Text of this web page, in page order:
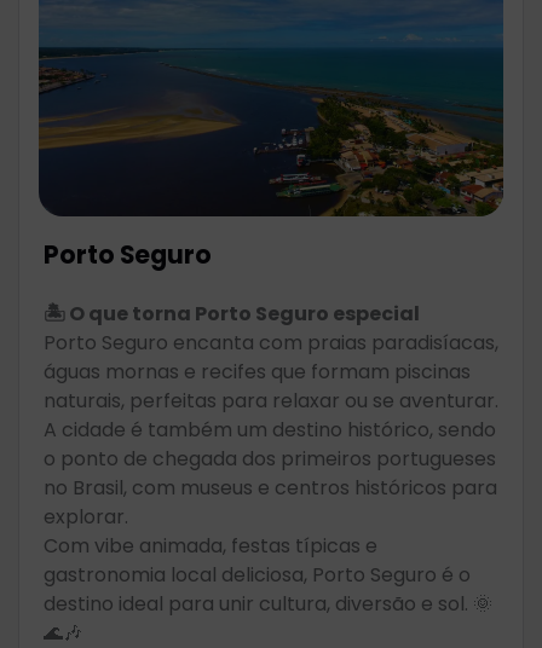
Porto Seguro
🏝️ O que torna Porto Seguro especial
Porto Seguro encanta com praias paradisíacas,
águas mornas e recifes que formam piscinas
naturais, perfeitas para relaxar ou se aventurar.
A cidade é também um destino histórico, sendo
o ponto de chegada dos primeiros portugueses
no Brasil, com museus e centros históricos para
explorar.
Com vibe animada, festas típicas e
gastronomia local deliciosa, Porto Seguro é o
destino ideal para unir cultura, diversão e sol. 🌞
🌊🎶